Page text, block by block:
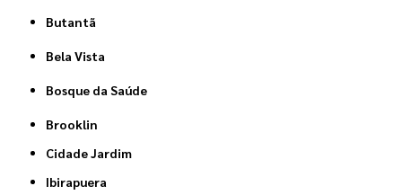
Butantã
Bela Vista
Bosque da Saúde
Brooklin
Cidade Jardim
Ibirapuera